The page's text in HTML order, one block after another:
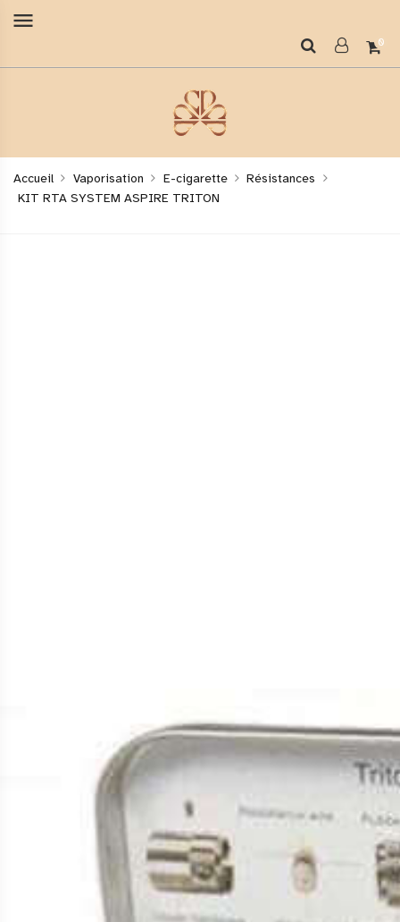
menu
0
Accueil Vaporisation E-cigarette
Résistances
KIT RTA SYSTEM ASPIRE TRITON